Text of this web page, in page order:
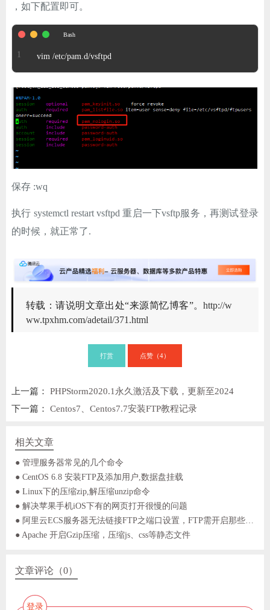
，如下配置即可。
vim /etc/pam.d/vsftpd
保存 :wq
执行 systemctl restart vsftpd 重启一下vsftp服务，再测试登录
的时候，就正常了.
转载：请说明文章出处“来源简忆博客”。http://w
ww.tpxhm.com/adetail/371.html
打赏 点赞（4）
上一篇：PHPStorm2020.1永久激活及下载，更新至2024
下一篇：Centos7、Centos7.7安装FTP教程记录
相关文章
● 管理服务器常见的几个命令
● CentOS 6.8 安装FTP及添加用户,数据盘挂载
● Linux下的压缩zip,解压缩unzip命令
● 解决苹果手机iOS下有的网页打开很慢的问题
● 阿里云ECS服务器无法链接FTP之端口设置，FTP需开启那些端口？
● Apache 开启Gzip压缩，压缩js、css等静态文件
文章评论（0）
登录